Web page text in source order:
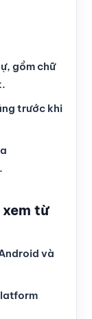
gồm chữ
trước khi
từ
và